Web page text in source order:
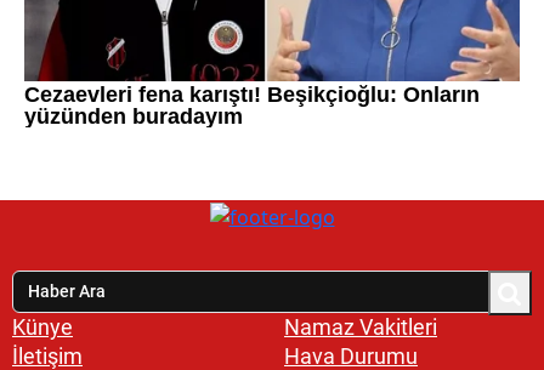
Künye
İletişim
Namaz Vakitleri
Hava Durumu